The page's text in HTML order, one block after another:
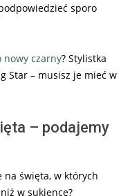
sporo
czarny? Stylistka
Star – musisz je mieć w
– podajemy
na święta, w których
w sukience?